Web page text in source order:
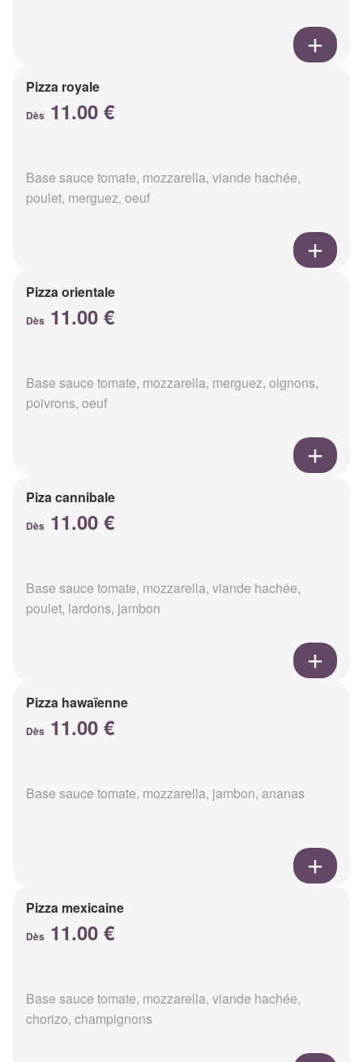
Pizza royale
Dès 11.00 €
Base sauce tomate, mozzarella, viande hachée,
poulet, merguez, oeuf
Pizza orientale
Dès 11.00 €
Base sauce tomate, mozzarella, merguez, oignons,
poivrons, oeuf
Piza cannibale
Dès 11.00 €
Base sauce tomate, mozzarella, viande hachée,
poulet, lardons, jambon
Pizza hawaïenne
Dès 11.00 €
Base sauce tomate, mozzarella, jambon, ananas
Pizza mexicaine
Dès 11.00 €
Base sauce tomate, mozzarella, viande hachée,
chorizo, champignons